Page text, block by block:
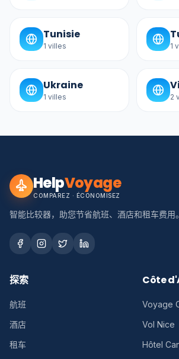
Tunisie
1 villes 1
Ukraine
1 villes 2
HelpVoyage
COMPAREZ · ÉCONOMISEZ
智能比较器，助您节省航班、酒店和租车费用。
探索
航班
酒店
租车
Côte
Voyage
Vol Nice
Hôtel